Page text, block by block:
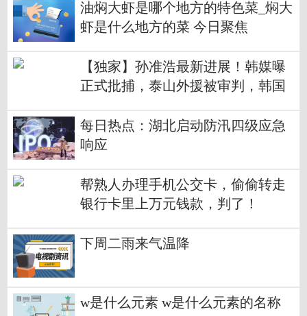
油焖大虾是哪个地方的特色菜_焖大
虾是什么地方的菜 今日聚焦
【独家】孙准浩最新进展！韩媒曝
正式批捕，泰山外援被审判，韩国
每日热点：湖北启动防汛四级应急
响应
帮熟人办理手机公交卡，偷偷转走
银行卡里上万元钱款，判了！
下周二雨来气温降
w是什么元素 w是什么元素的名称